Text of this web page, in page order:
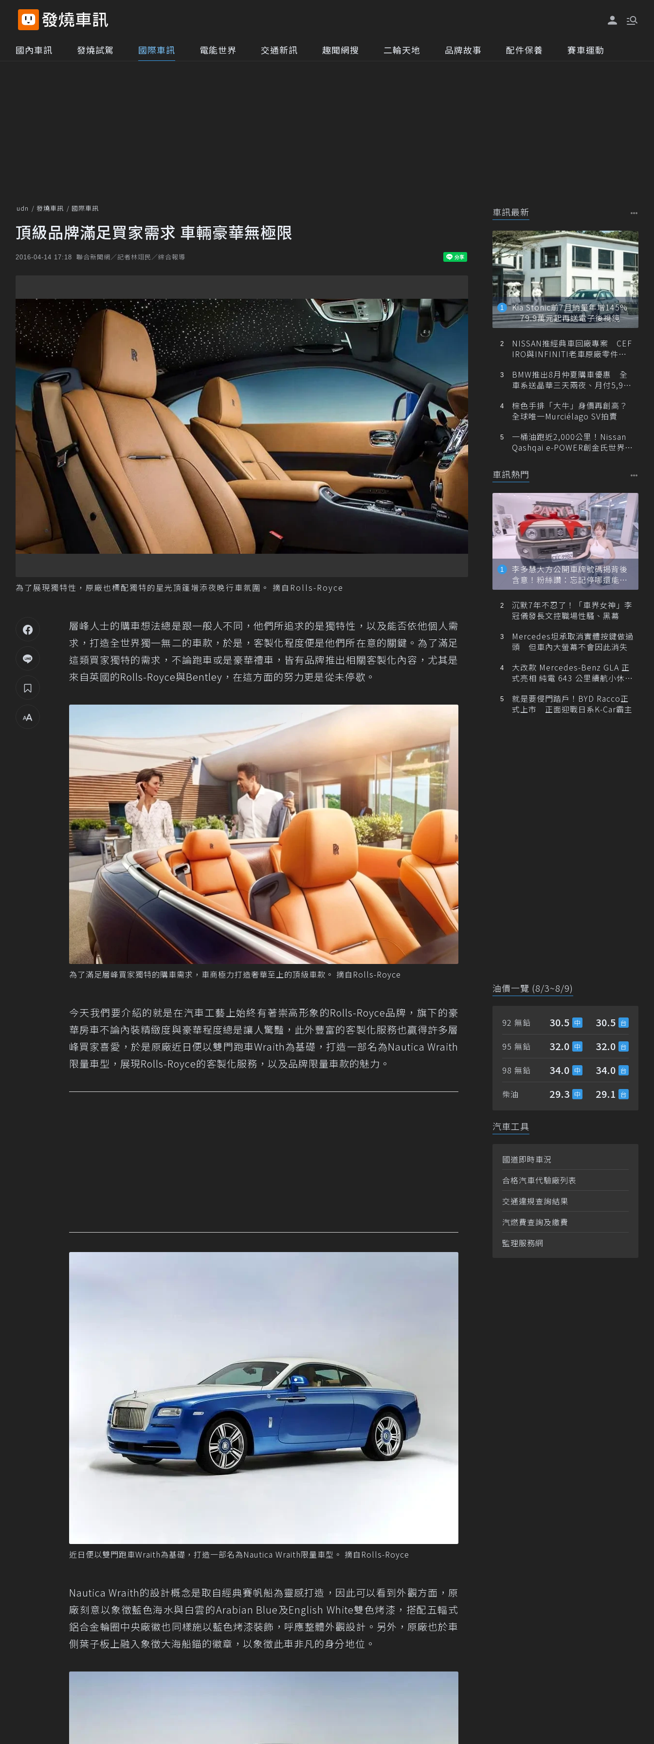
國內車訊 發燒試駕 國際車訊 電能世界 交通新訊 趣聞網搜 二輪天地 品牌故事 配件保養 賽車運動
udn 發燒車訊 國際車訊
頂級品牌滿足買家需求 車輛豪華無極限
2016-04-14 17:18 聯合新聞網／記者林翊民／綜合報導
為了展現獨特性，原廠也標配獨特的星光頂篷增添夜晚行車氛圍。 摘自Rolls-Royce
層峰人士的購車想法總是跟一般人不同，他們所追求的是獨特性，以及能否依他個人需
求，打造全世界獨一無二的車款，於是，客製化程度便是他們所在意的關鍵。為了滿足
這類買家獨特的需求，不論跑車或是豪華禮車，皆有品牌推出相關客製化內容，尤其是
來自英國的Rolls-Royce與Bentley，在這方面的努力更是從未停歇。
為了滿足層峰買家獨特的購車需求，車商極力打造奢華至上的頂級車款。 摘自Rolls-Royce
今天我們要介紹的就是在汽車工藝上始終有著崇高形象的Rolls-Royce品牌，旗下的豪
華房車不論內裝精緻度與豪華程度總是讓人驚豔，此外豐富的客製化服務也贏得許多層
峰買家喜愛，於是原廠近日便以雙門跑車Wraith為基礎，打造一部名為Nautica Wraith
限量車型，展現Rolls-Royce的客製化服務，以及品牌限量車款的魅力。
近日便以雙門跑車Wraith為基礎，打造一部名為Nautica Wraith限量車型。 摘自Rolls-Royce
Nautica Wraith的設計概念是取自經典賽帆船為靈感打造，因此可以看到外觀方面，原
廠刻意以象徵藍色海水與白雲的Arabian Blue及English White雙色烤漆，搭配五輻式
鋁合金輪圈中央廠徽也同樣施以藍色烤漆裝飾，呼應整體外觀設計。另外，原廠也於車
側葉子板上融入象徵大海船錨的徽章，以象徵此車非凡的身分地位。
車訊最新
Kia Stonic前7月銷量年增145%
79.9萬元起再送電子後視鏡
NISSAN推經典車回廠專案 CEF
IRO與INFINITI老車原廠零件最
BMW推出8月仲夏購車優惠 全
車系送晶華三天兩夜、月付5,900
棕色手排「大牛」身價再創高？
全球唯一Murciélago SV拍賣
一桶油跑近2,000公里！Nissan
Qashqai e-POWER創金氏世界紀
車訊熱門
李多慧大方公開車牌號碼揭背後
含意！粉絲讚：忘記停哪還能幫
忙找車
沉默7年不忍了！「車界女神」李
冠儀發長文控職場性騷、黑幕
Mercedes坦承取消實體按鍵做過
頭 但車內大螢幕不會因此消失
大改款 Mercedes-Benz GLA 正
式亮相 純電 643 公里續航小休
就是要侵門踏戶！BYD Racco正
式上市 正面迎戰日系K-Car霸主
油價一覽 (8/3~8/9)
92 無鉛 30.5 30.5
95 無鉛 32.0 32.0
98 無鉛 34.0 34.0
柴油 29.3 29.1
汽車工具
國道即時車況
合格汽車代驗廠列表
交通違規查詢結果
汽燃費查詢及繳費
監理服務網